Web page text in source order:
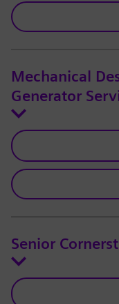
Mechanical
Generator
Senior